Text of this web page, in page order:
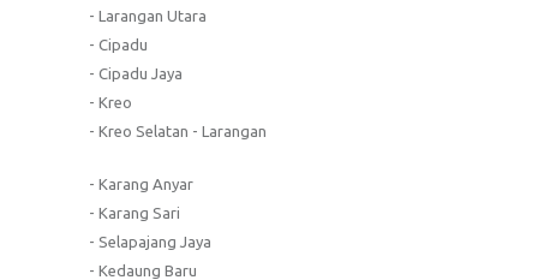
- Larangan Utara
- Cipadu
- Cipadu Jaya
- Kreo
- Kreo Selatan - Larangan
- Karang Anyar
- Karang Sari
- Selapajang Jaya
- Kedaung Baru